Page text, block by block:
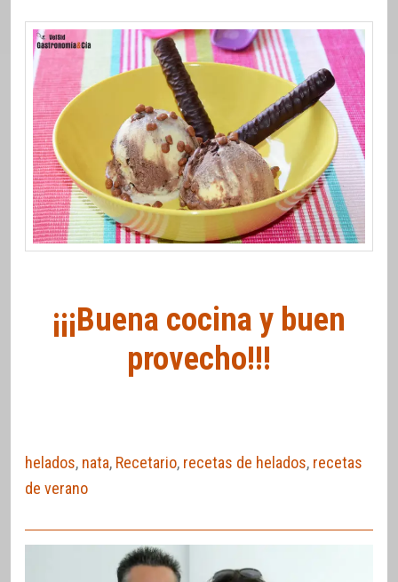
¡¡¡Buena cocina y buen
provecho!!!
helados, nata, Recetario, recetas de helados, recetas
de verano